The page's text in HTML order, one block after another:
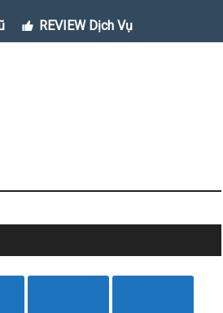
REVIEW Dịch Vụ